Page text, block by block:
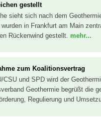
gestellt
sieht sich nach dem
in Frankfurt am Main
Rückenwind gestellt. mehr...
zum Koalitionsvertrag
und SPD wird der
Geothermie begrüßt die
Regulierung und